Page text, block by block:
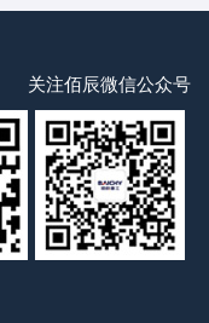
关注佰辰微信公众号